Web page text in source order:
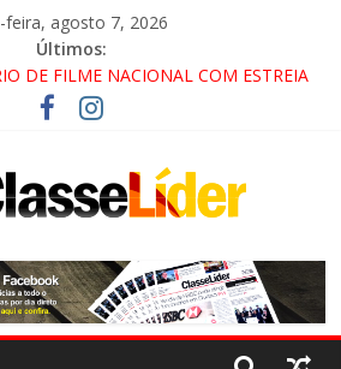
feira, agosto 7, 2026
Últimos:
DE FILME NACIONAL COM ESTREIA
NA DUTRA SERÁ BLOQUEADO NO FIM
E QUELUZ NA RETA FINAL
COLA!